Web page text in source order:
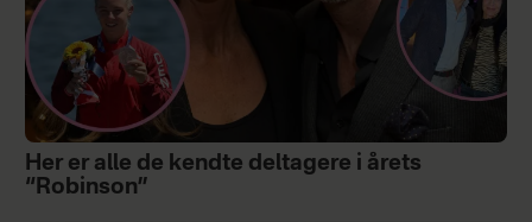
Her er alle de kendte deltagere i årets
“Robinson”